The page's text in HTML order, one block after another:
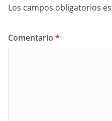
Los campos obligatorios
Comentario *